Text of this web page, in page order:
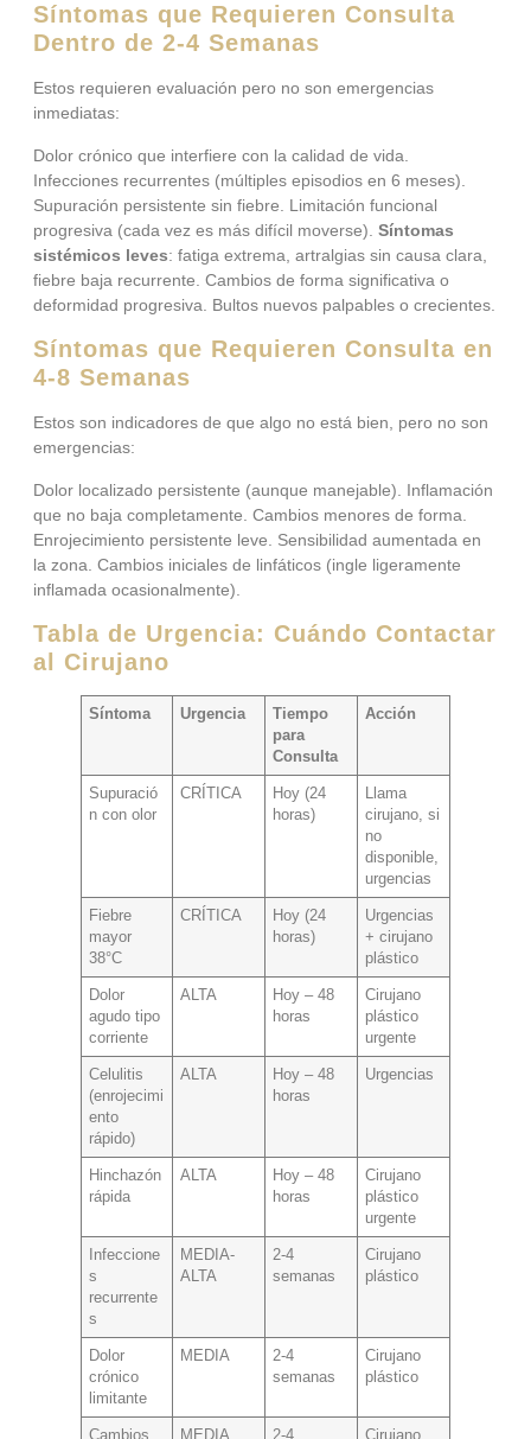
Síntomas que Requieren Consulta
Dentro de 2-4 Semanas
Estos requieren evaluación pero no son emergencias
inmediatas:
Dolor crónico que interfiere con la calidad de vida.
Infecciones recurrentes (múltiples episodios en 6 meses).
Supuración persistente sin fiebre. Limitación funcional
progresiva (cada vez es más difícil moverse). Síntomas
sistémicos leves: fatiga extrema, artralgias sin causa clara,
fiebre baja recurrente. Cambios de forma significativa o
deformidad progresiva. Bultos nuevos palpables o crecientes.
Síntomas que Requieren Consulta en
4-8 Semanas
Estos son indicadores de que algo no está bien, pero no son
emergencias:
Dolor localizado persistente (aunque manejable). Inflamación
que no baja completamente. Cambios menores de forma.
Enrojecimiento persistente leve. Sensibilidad aumentada en
la zona. Cambios iniciales de linfáticos (ingle ligeramente
inflamada ocasionalmente).
Tabla de Urgencia: Cuándo Contactar
al Cirujano
Síntoma Urgencia
Tiempo
para
Consulta
Acción
Supuració
n con olor
CRÍTICA
Hoy (24
horas)
Llama
cirujano, si
no
disponible,
urgencias
Fiebre
mayor
38°C
CRÍTICA
Hoy (24
horas)
Urgencias
+ cirujano
plástico
Dolor
agudo tipo
corriente
ALTA
Hoy – 48
horas
Cirujano
plástico
urgente
Celulitis
(enrojecimi
ento
rápido)
ALTA
Hoy – 48
horas
Urgencias
Hinchazón
rápida
ALTA
Hoy – 48
horas
Cirujano
plástico
urgente
Infeccione
s
recurrente
s
MEDIA-
ALTA
2-4
semanas
Cirujano
plástico
Dolor
crónico
limitante
MEDIA
2-4
semanas
Cirujano
plástico
Cambios MEDIA 2-4 Cirujano